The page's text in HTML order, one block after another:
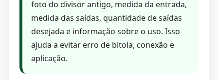
foto do divisor antigo, medida da entrada,
medida das saídas, quantidade de saídas
desejada e informação sobre o uso. Isso
ajuda a evitar erro de bitola, conexão e
aplicação.